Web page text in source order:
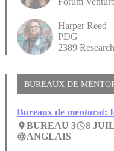
Harper Reed
PDG
2389
BUREAUX DE
Bureaux de mentorat:
placeBUREAU 3access_time8
languageANGLAIS